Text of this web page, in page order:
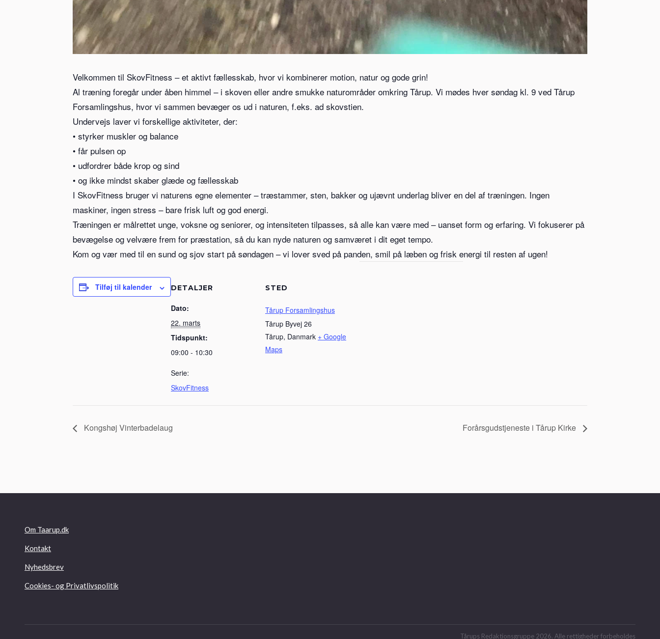
Velkommen til SkovFitness – et aktivt fællesskab, hvor vi kombinerer motion, natur og gode grin!
Al træning foregår under åben himmel – i skoven eller andre smukke naturområder omkring Tårup. Vi mødes hver søndag kl. 9 ved Tårup
Forsamlingshus, hvor vi sammen bevæger os ud i naturen, f.eks. ad skovstien.
Undervejs laver vi forskellige aktiviteter, der:
• styrker muskler og balance
• får pulsen op
• udfordrer både krop og sind
• og ikke mindst skaber glæde og fællesskab
I SkovFitness bruger vi naturens egne elementer – træstammer, sten, bakker og ujævnt underlag bliver en del af træningen. Ingen
maskiner, ingen stress – bare frisk luft og god energi.
Træningen er målrettet unge, voksne og seniorer, og intensiteten tilpasses, så alle kan være med – uanset form og erfaring. Vi fokuserer på
bevægelse og velvære frem for præstation, så du kan nyde naturen og samværet i dit eget tempo.
Kom og vær med til en sund og sjov start på søndagen – vi lover sved på panden, smil på læben og frisk energi til resten af ugen!
Tilføj til kalender DETALJER
Dato:
22. marts
Tidspunkt:
09:00 - 10:30
Serie:
SkovFitness
STED
Tårup Forsamlingshus
Tårup Byvej 26
Tårup, Danmark + Google
Maps
Kongshøj Vinterbadelaug Forårsgudstjeneste i Tårup Kirke
Om Taarup.dk
Kontakt
Nyhedsbrev
Cookies- og Privatlivspolitik
Tårups Redaktionsgruppe 2026. Alle rettigheder forbeholdes